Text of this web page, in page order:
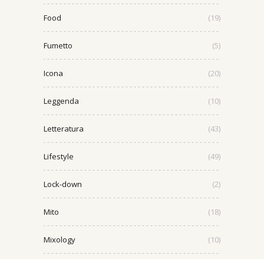
Food (19)
Fumetto (5)
Icona (20)
Leggenda (10)
Letteratura (43)
Lifestyle (49)
Lock-down (2)
Mito (18)
Mixology (10)